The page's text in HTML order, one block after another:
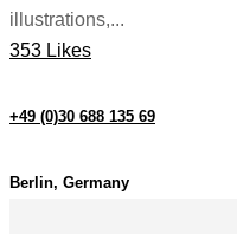
illustrations,...
353 Likes
+49 (0)30 688 135 69
Berlin, Germany